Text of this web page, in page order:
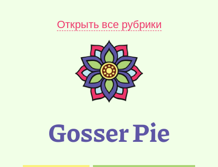
Открыть все рубрики
Gosser Pie